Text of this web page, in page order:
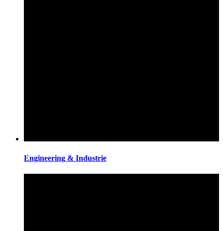
Engineering & Industrie